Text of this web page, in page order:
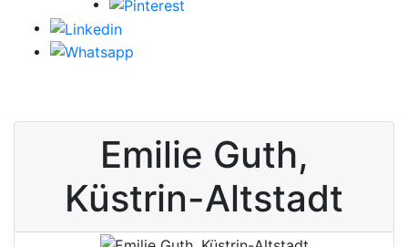
Emilie Guth,
Küstrin-Altstadt